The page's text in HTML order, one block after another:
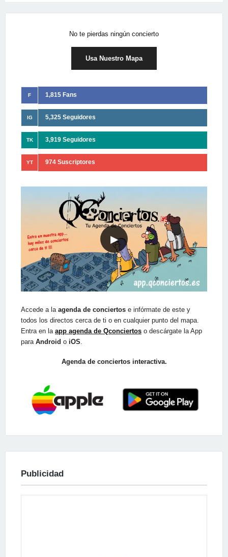
No te pierdas ningún concierto
Usa Nuestro Mapa
F 1,815 Fans
IG 5,325 Seguidores
TK 3,919 Seguidores
YT 974 Suscriptores
▶
Accede a la agenda de conciertos e infórmate de este y
todos los directos cerca de ti o en cualquier punto del mapa.
Entra en la app agenda de Qconciertos o descárgate la App
para Android o iOS.
Agenda de conciertos interactiva.
Publicidad